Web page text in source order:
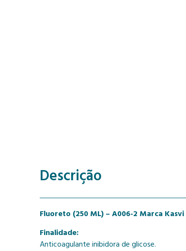
Descrição
Fluoreto (250 ML) – A006-2 Marca Kasvi
Finalidade:
Anticoagulante inibidora de glicose.